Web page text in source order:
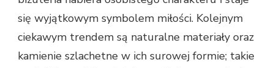
się wyjątkowym symbolem miłości. Kolejnym
ciekawym trendem są naturalne materiały oraz
kamienie szlachetne w ich surowej formie; takie